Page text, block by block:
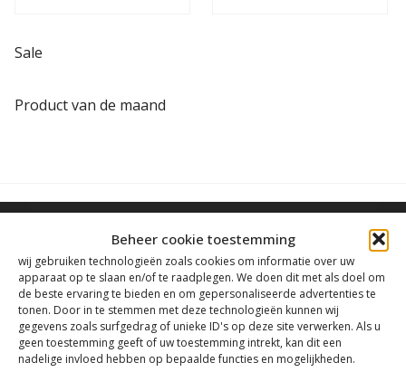
Beheer cookie toestemming
wij gebruiken technologieën zoals cookies om informatie over uw
apparaat op te slaan en/of te raadplegen. We doen dit met als doel om
de beste ervaring te bieden en om gepersonaliseerde advertenties te
tonen. Door in te stemmen met deze technologieën kunnen wij
gegevens zoals surfgedrag of unieke ID's op deze site verwerken. Als u
geen toestemming geeft of uw toestemming intrekt, kan dit een
nadelige invloed hebben op bepaalde functies en mogelijkheden.
Sale
Product van de maand
Contact
Tanthofdreef 7 2623 EW Delft